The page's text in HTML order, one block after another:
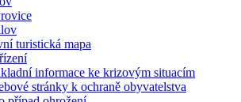
turistická mapa
informace ke krizovým situacím
stránky k ochraně obyvatelstva